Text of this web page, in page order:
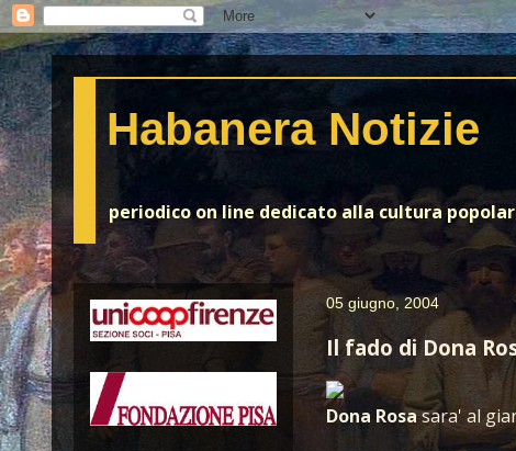
Habanera Notizie
periodico on line dedicato alla cultura
05 giugno, 2004
Il fado di Dona
Dona Rosasara' al